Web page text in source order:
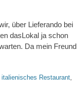
über Lieferando bei
dasLokal ja schon
Da mein Freund
italienisches Restaurant